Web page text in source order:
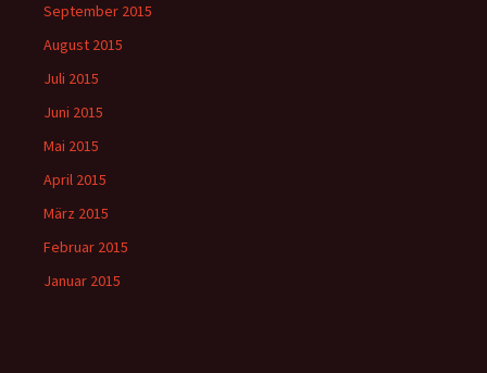
September 2015
August 2015
Juli 2015
Juni 2015
Mai 2015
April 2015
März 2015
Februar 2015
Januar 2015